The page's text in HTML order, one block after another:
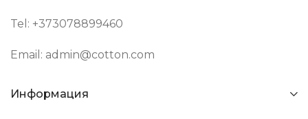
Tel: +373078899460
Email: admin@cotton.com
Информация